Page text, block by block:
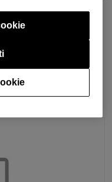
all'elenco